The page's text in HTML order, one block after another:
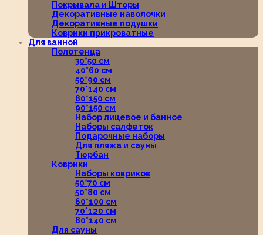
Покрывала и Шторы
Декоративные наволочки
Декоративные подушки
Коврики прикроватные
Для ванной
Полотенца
30*50 см
40*60 см
50*90 см
70*140 см
80*150 см
90*150 см
Набор лицевое и банное
Наборы салфеток
Подарочные наборы
Для пляжа и сауны
Тюрбан
Коврики
Наборы ковриков
50*70 см
50*80 см
60*100 см
70*120 см
80*140 см
Для сауны